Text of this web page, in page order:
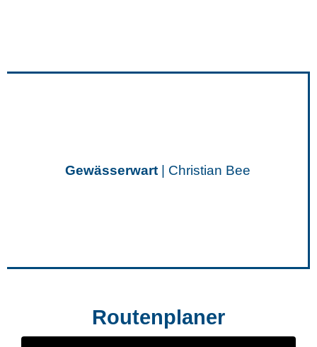
Gewässerwart| Christian Bee
Routenplaner